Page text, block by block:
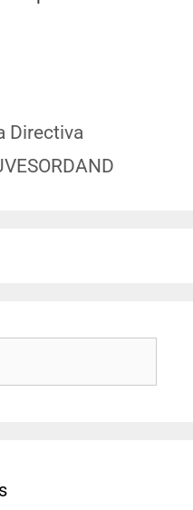
Directiva